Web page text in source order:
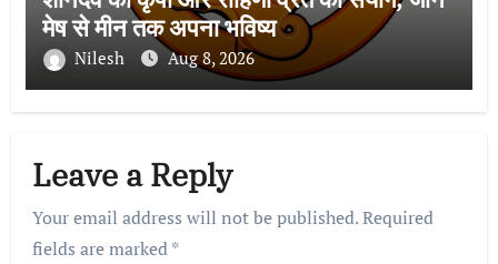
मेष से मीन तक अपना भविष्य
Nilesh Aug 8, 2026
Leave a Reply
Your email address will not be published.Required
fields are marked*